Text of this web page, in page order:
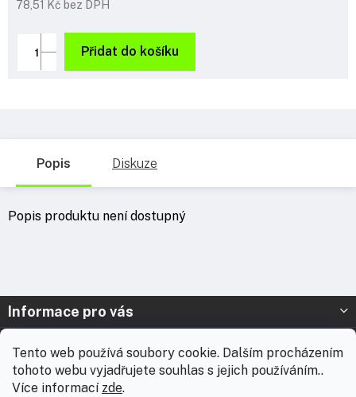
Tento web používá soubory cookie. Dalším procházením
tohoto webu vyjadřujete souhlas s jejich používáním..
Více informací zde.
78,51 Kč bez DPH
cena:
Přidat do košíku
Popis Diskuze
Popis produktu není dostupný
Z
p
Informace pro vás
Prodejna Nymburk
Prodejna Solnice